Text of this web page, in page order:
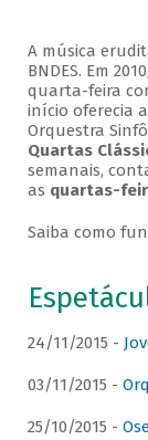
A música
BNDES. Em
quarta-feira
início oferecia
Orquestra
Quartas
semanais,
as quartas-
Saiba como
24/11/2015 -
03/11/2015 -
25/10/2015 -